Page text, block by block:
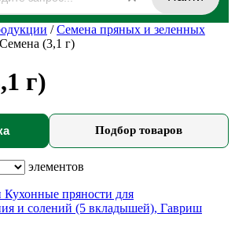
/Семена пряных и зеленных
Семена (3,1 г)
г)
Подбор товаров
элементов